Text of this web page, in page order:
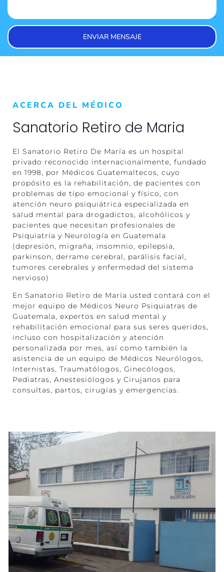
ENVIAR MENSAJE
ACERCA DEL MÉDICO
Sanatorio Retiro de Maria
El Sanatorio Retiro De María es un hospital
privado reconocido internacionalmente, fundado
en 1998, por Médicos Guatemaltecos, cuyo
propósito es la rehabilitación, de pacientes con
problemas de tipo emocional y físico, con
atención neuro psiquiátrica especializada en
salud mental para drogadictos, alcohólicos y
pacientes que necesitan profesionales de
Psiquiatría y Neurología en Guatemala
(depresión, migraña, insomnio, epilepsia,
parkinson, derrame cerebral, parálisis facial,
tumores cerebrales y enfermedad del sistema
nervioso)
En Sanatorio Retiro de María usted contará con el
mejor equipo de Médicos Neuro Psiquiatras de
Guatemala, expertos en salud mental y
rehabilitación emocional para sus seres queridos,
incluso con hospitalización y atención
personalizada por mes, así como también la
asistencia de un equipo de Médicos Neurólogos,
Internistas, Traumatólogos, Ginecólogos,
Pediatras, Anestesiólogos y Cirujanos para
consultas, partos, cirugías y emergencias.